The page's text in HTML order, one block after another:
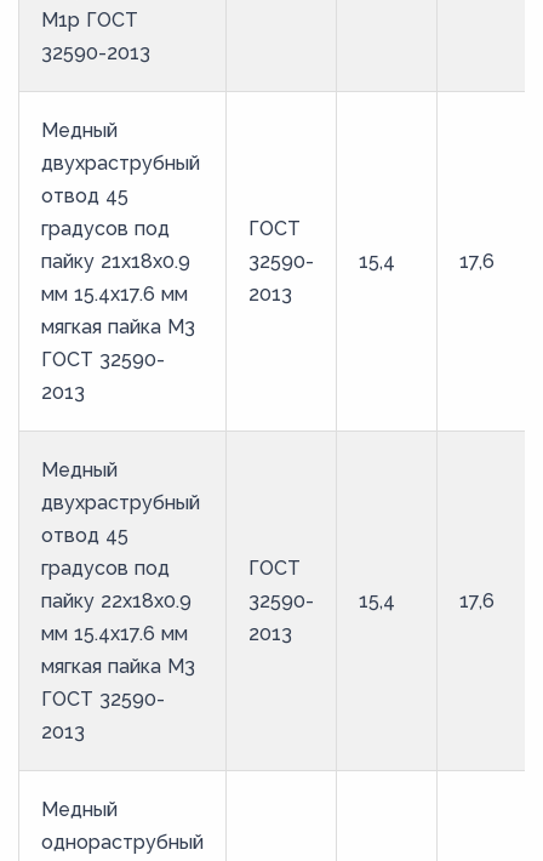
М1р ГОСТ
32590-2013
Медный
двухраструбный
отвод 45
градусов под
пайку 21х18х0.9
мм 15.4х17.6 мм
мягкая пайка М3
ГОСТ 32590-
2013
ГОСТ
32590-
2013
15,4 17,6
Медный
двухраструбный
отвод 45
градусов под
пайку 22х18х0.9
мм 15.4х17.6 мм
мягкая пайка М3
ГОСТ 32590-
2013
ГОСТ
32590-
2013
15,4 17,6
Медный
однораструбный